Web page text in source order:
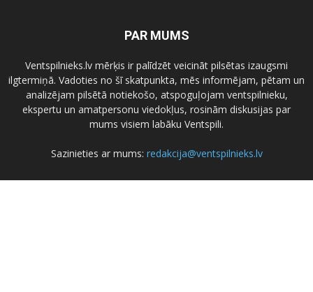
PAR MUMS
Ventspilnieks.lv mērķis ir palīdzēt veicināt pilsētas izaugsmi
ilgtermiņā. Vadoties no šī skatpunkta, mēs informējam, pētam un
analizējam pilsētā notiekošo, atspoguļojam ventspilnieku,
ekspertu un amatpersonu viedokļus, rosinām diskusijas par
mums visiem labāku Ventspili.
Sazinieties ar mums: redakcija@ventspilnieks.lv